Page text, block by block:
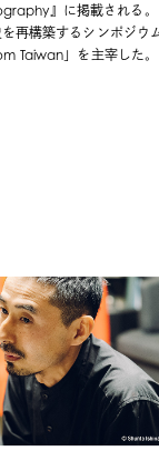
』に掲載される。
再構築するシンポジウ
Taiwan」を主宰した。